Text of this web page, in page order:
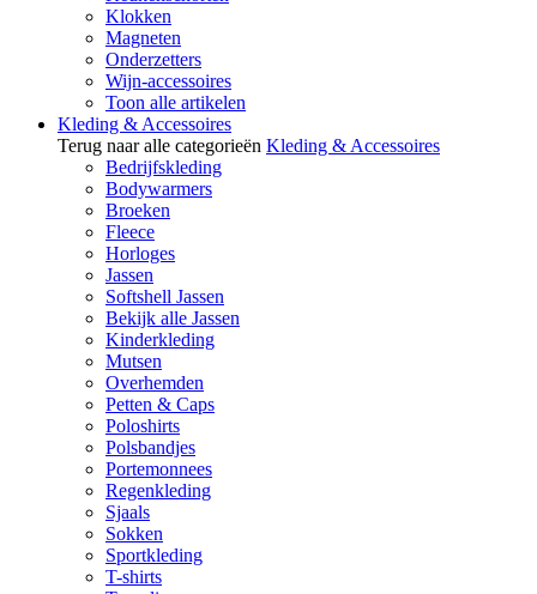
Klokken
Magneten
Onderzetters
Wijn-accessoires
Toon alle artikelen
Kleding & Accessoires
Terug naar alle categorieën Kleding & Accessoires
Bedrijfskleding
Bodywarmers
Broeken
Fleece
Horloges
Jassen
Softshell Jassen
Bekijk alle Jassen
Kinderkleding
Mutsen
Overhemden
Petten & Caps
Poloshirts
Polsbandjes
Portemonnees
Regenkleding
Sjaals
Sokken
Sportkleding
T-shirts